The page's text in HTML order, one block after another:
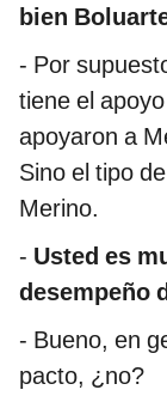
bien
- Por
tiene el
apoyaron a
Sino el tipo
Merino.
- Usted es
desempeño
- Bueno, en
pacto, ¿no?